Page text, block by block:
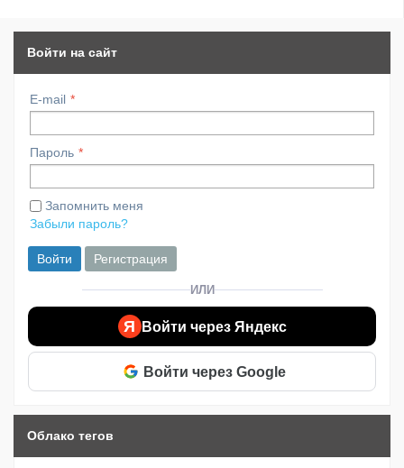
2017 Grab your Tickets for 2018: Facebook: ● ...
Войти на сайт
E-mail
Пароль
Запомнить меня
Забыли пароль?
Войти Регистрация
ИЛИ
Я Войти через Яндекс
Войти через Google
Облако тегов